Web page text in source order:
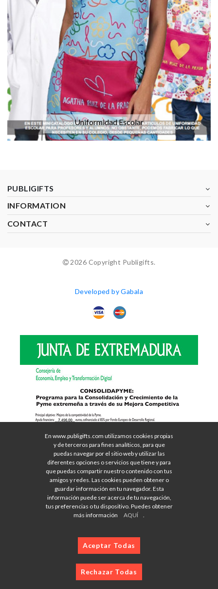
Uniformidad Escolar
PUBLIGIFTS
INFORMATION
CONTACT
2026 Copyright Publigifts.
Developed by Gabala
En www.publigifts.com utilizamos cookies propias
y de terceros para fines analíticos, para que
puedas navegar por el sitio web y utilizar las
diferentes opciones o servicios que tiene y para
que puedas compartir nuestro contenido con tus
amigos y redes. Las cookies pueden obtener o
guardar información en tu navegador. Esta
información puede ser acerca de tu navegación,
tus preferencias o tu dispositivo. Puedes obtener
más información
AQUÍ .
Aceptar Todas
Rechazar Todas